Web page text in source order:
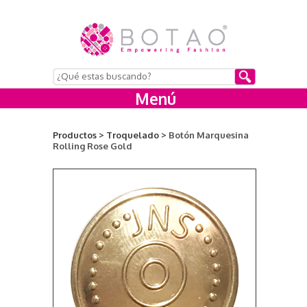
Menú
Productos > Troquelado > Botón Marquesina
Rolling Rose Gold